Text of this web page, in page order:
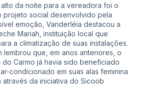
da noite para a vereadora foi o
projeto social desenvolvido pela
emoção, Vanderléia destacou a
Mariah, instituição local que
a climatização de suas instalações.
lembrou que, em anos anteriores, o
do Carmo já havia sido beneficiado
condicionado em suas alas feminina
através da iniciativa do Sicoob